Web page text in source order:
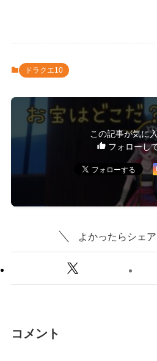
ドラクエ10
この記事が気に
フォローし
よかったらシェア
コメント